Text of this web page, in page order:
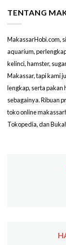
TENTANG
MakassarHobi.com,
aquarium,
kelinci, hamster,
Makassar, tapi kami
lengkap, serta pakan
sebagainya. Ribuan
toko online
Tokopedia, dan